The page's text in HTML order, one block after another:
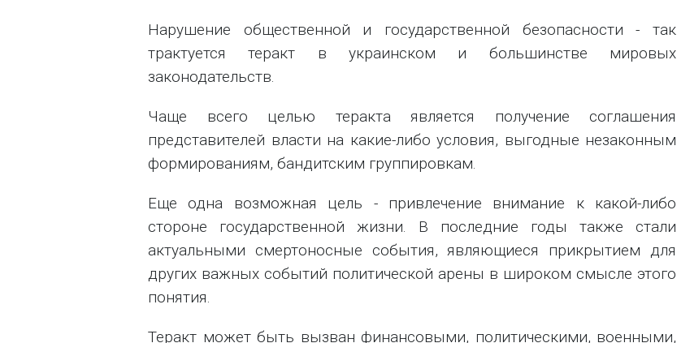
Нарушение общественной и государственной безопасности - так
трактуется теракт в украинском и большинстве мировых
законодательств.
Чаще всего целью теракта является получение соглашения
представителей власти на какие-либо условия, выгодные незаконным
формированиям, бандитским группировкам.
Еще одна возможная цель - привлечение внимание к какой-либо
стороне государственной жизни. В последние годы также стали
актуальными смертоносные события, являющиеся прикрытием для
других важных событий политической арены в широком смысле этого
понятия.
Теракт может быть вызван финансовыми, политическими, военными,